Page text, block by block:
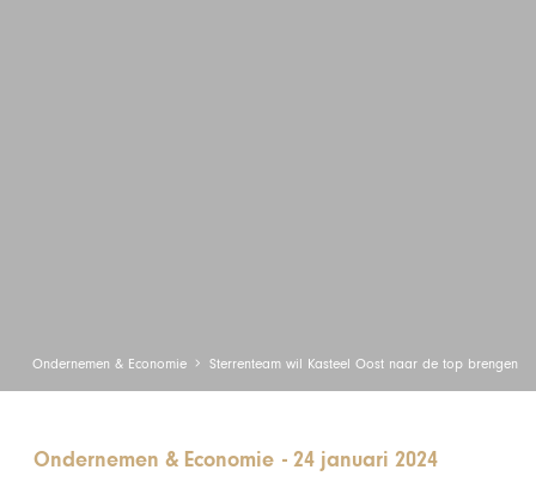
Ondernemen & Economie Sterrenteam wil Kasteel Oost naar de top brengen
Ondernemen & Economie -24 januari 2024